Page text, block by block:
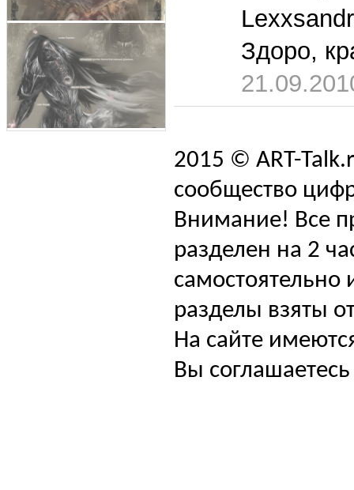
Lexxsandr
Здоро,
2015 © ART-
сообщество
Внимание! Все
разделен на 2
самостоятельно
разделы взяты
На сайте
Вы